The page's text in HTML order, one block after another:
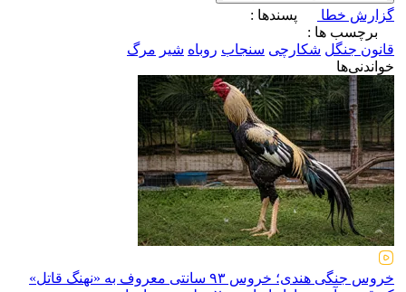
گزارش خطا
پسندها :
برچسب ها :
قانون جنگل شکارچی سنجاب روباه شیر مرگ
خواندنی‌ها
خروس جنگی هندی؛ خروس ۹۳ سانتی معروف به «نهنگ قاتل»